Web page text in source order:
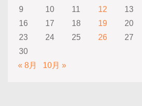
9
10 11 12 13
16
17 18 19 20
23
24 25 26 27
30
« 8月
10月 »